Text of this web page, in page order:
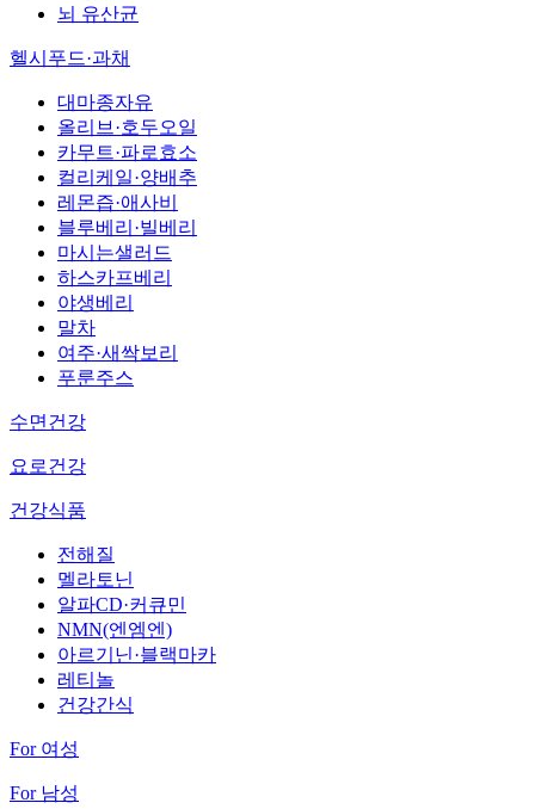
뇌 유산균
헬시푸드·과채
대마종자유
올리브·호두오일
카무트·파로효소
컬리케일·양배추
레몬즙·애사비
블루베리·빌베리
마시는샐러드
하스카프베리
야생베리
말차
여주·새싹보리
푸룬주스
수면건강
요로건강
건강식품
전해질
멜라토닌
알파CD·커큐민
NMN(엔엠엔)
아르기닌·블랙마카
레티놀
건강간식
For 여성
For 남성